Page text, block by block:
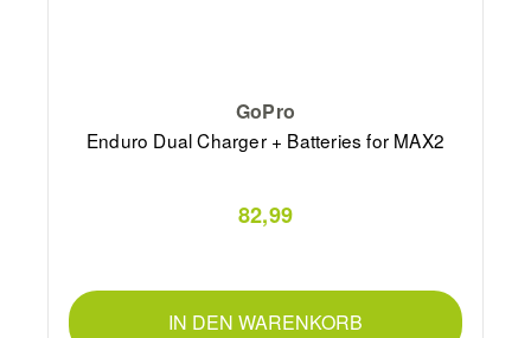
GoPro
Enduro Dual Charger + Batteries for MAX2
82,99
IN DEN WARENKORB